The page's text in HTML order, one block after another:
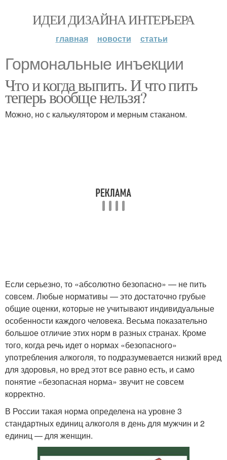
ИДЕИ ДИЗАЙНА ИНТЕРЬЕРА
главная новости статьи
Гормональные инъекции
Что и когда выпить. И что пить
теперь вообще нельзя?
Можно, но с калькулятором и мерным стаканом.
Если серьезно, то «абсолютно безопасно» — не пить
совсем. Любые нормативы — это достаточно грубые
общие оценки, которые не учитывают индивидуальные
особенности каждого человека. Весьма показательно
большое отличие этих норм в разных странах. Кроме
того, когда речь идет о нормах «безопасного»
употребления алкоголя, то подразумевается низкий вред
для здоровья, но вред этот все равно есть, и само
понятие «безопасная норма» звучит не совсем
корректно.
В России такая норма определена на уровне 3
стандартных единиц алкоголя в день для мужчин и 2
единиц — для женщин.